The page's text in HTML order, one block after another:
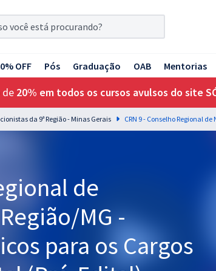
OFF Pós Graduação OAB Mentorias
de 20% em todos os cursos avulsos do site
da 9ª Região - Minas Gerais
de
MG -
para os Cargos